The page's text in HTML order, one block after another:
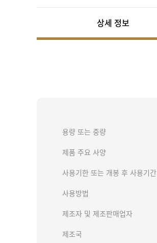
상세 정보
용량 또는 중량
제품 주요 사양
사용기한 또는 개봉 후 사용기간
사용방법
제조자 및 제조판매업자
제조국